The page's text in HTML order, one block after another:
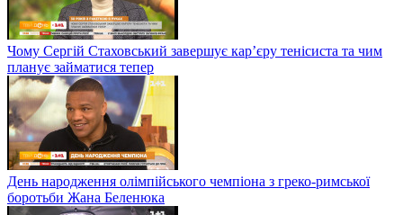
Чому Сергій Стаховський завершує кар’єру тенісиста та чим
планує займатися тепер
День народження олімпійського чемпіона з греко-римської
боротьби Жана Беленюка